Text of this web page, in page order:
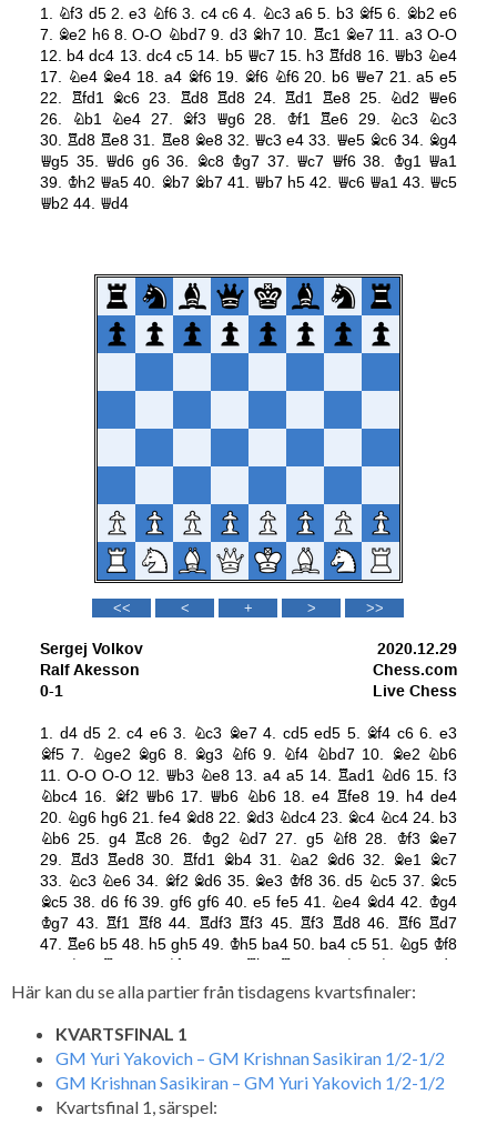
Här kan du se alla partier från tisdagens kvartsfinaler:
KVARTSFINAL 1
GM Yuri Yakovich – GM Krishnan Sasikiran 1/2-1/2
GM Krishnan Sasikiran – GM Yuri Yakovich 1/2-1/2
Kvartsfinal 1, särspel: